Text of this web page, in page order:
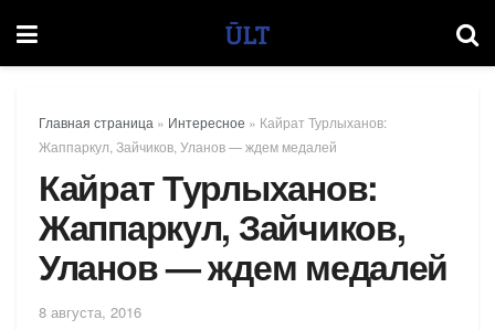
Главная страница » Интересное » Кайрат Турлыханов:
Жаппаркул, Зайчиков, Уланов — ждем медалей
Кайрат Турлыханов:
Жаппаркул, Зайчиков,
Уланов — ждем медалей
8 августа, 2016